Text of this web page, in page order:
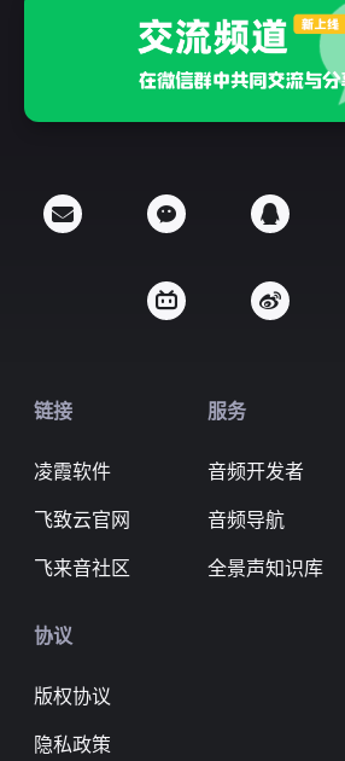
链接
凌霞软件
飞致云官网
飞来音社区
服务
音频开发者
音频导航
全景声知识库
协议
版权协议
隐私政策